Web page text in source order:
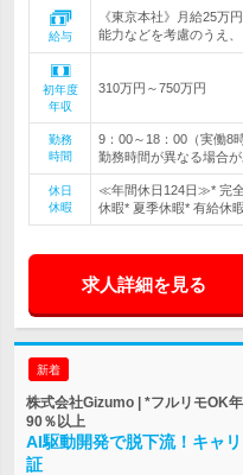
給与
《東京本社》月給25万
能力などを考慮のうえ
初年度
年収
310万円～750万円
勤務
時間
9：00～18：00（実働8
勤務時間が異なる場合
休日
休暇
≪年間休日124日≫* 完
休暇* 夏季休暇* 有給休
求人詳細を見る
新着
株式会社Gizumo | *フルリモOK
90％以上
AI駆動開発で脱下流！キャ
証